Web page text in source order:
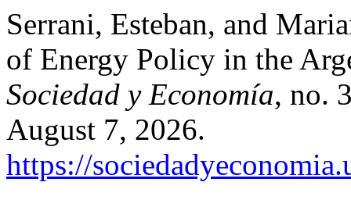
Serrani, Esteban, and
of Energy Policy in the
Sociedad y Economía, no.
August 7, 2026.
https://